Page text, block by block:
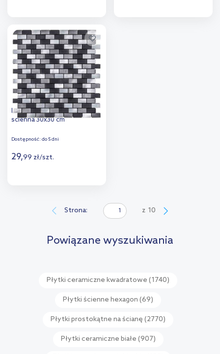
Dodaj do
porównania
Iryda Cordoba mozaika
ścienna 30x30 cm
Dostępność: do 5 dni
29,99 zł/szt.
Strona: z 10
Powiązane wyszukiwania
Płytki ceramiczne kwadratowe (1740)
Płytki ścienne hexagon (69)
Płytki prostokątne na ścianę (2770)
Płytki ceramiczne białe (907)